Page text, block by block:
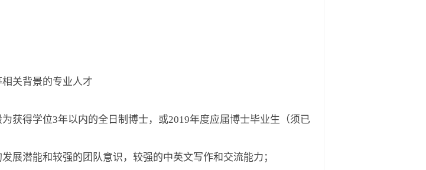
关背景的专业人才
获得学位3年以内的全日制博士，或2019年度应届博士毕业生（须已
展潜能和较强的团队意识，较强的中英文写作和交流能力；